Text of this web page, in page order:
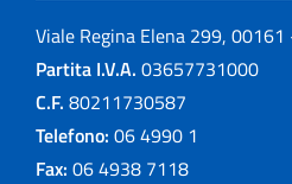
Viale Regina Elena 299, 00161
Partita I.V.A. 03657731000
C.F. 80211730587
Telefono: 06 4990 1
Fax: 06 4938 7118